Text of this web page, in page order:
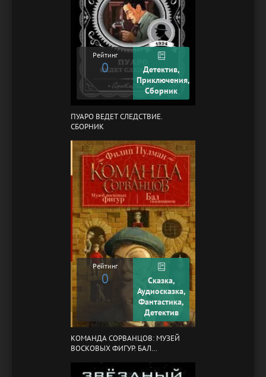
Рейтинг
0
Детектив,
Приключения,
Сборник
ПУАРО ВЕДЕТ СЛЕДСТВИЕ.
СБОРНИК
Рейтинг
0
Сказка,
Аудиосказка,
Фантастика,
Детектив
КОМАНДА СОРВАНЦОВ: МУЗЕЙ
ВОСКОВЫХ ФИГУР. БАЛ